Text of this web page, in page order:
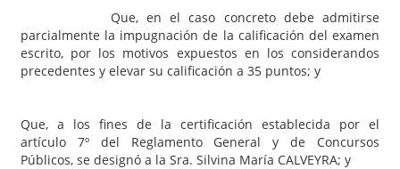
Que, en el caso concreto debe admitirse
parcialmente la impugnación de la calificación del examen
escrito, por los motivos expuestos en los considerandos
precedentes y elevar su calificación a 35 puntos; y
Que, a los fines de la certificación establecida por el
artículo 7º del Reglamento General y de Concursos
Públicos, se designó a la Sra. Silvina María CALVEYRA; y